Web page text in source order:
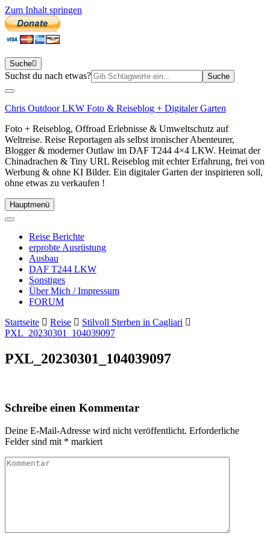
Zum Inhalt springen
Suche
Suchen
Suchst du nach etwas?
Chris Outdoor LKW Foto & Reiseblog + Digitaler Garten
Foto + Reiseblog, Offroad Erlebnisse & Umweltschutz auf
Weltreise. Reise Reportagen als selbst ironischer Abenteurer,
Blogger & moderner Outlaw im DAF T244 4×4 LKW. Heimat der
Chinadrachen & Tiny URL Reiseblog mit echter Erfahrung, frei von
Werbung & ohne KI Bilder. Ein digitaler Garten der inspirieren soll,
ohne etwas zu verkaufen !
Hauptmenü
Reise Berichte
erprobte Ausrüstung
Ausbau
DAF T244 LKW
Sonstiges
Über Mich / Impressum
FORUM
Startseite
Reise
Stilvoll Sterben in Cagliari
PXL_20230301_104039097
PXL_20230301_104039097
Schreibe einen Kommentar
Deine E-Mail-Adresse wird nicht veröffentlicht. Erforderliche
Felder sind mit * markiert
Kommentar